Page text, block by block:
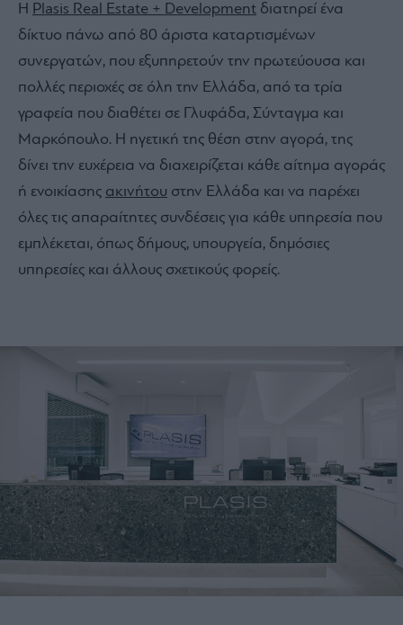
Η Plasis Real Estate + Development διατηρεί ένα
δίκτυο πάνω από 80 άριστα καταρτισμένων
συνεργατών, που εξυπηρετούν την πρωτεύουσα και
πολλές περιοχές σε όλη την Ελλάδα, από τα τρία
γραφεία που διαθέτει σε Γλυφάδα, Σύνταγμα και
Μαρκόπουλο. Η ηγετική της θέση στην αγορά, της
δίνει την ευχέρεια να διαχειρίζεται κάθε αίτημα αγοράς
ή ενοικίασης ακινήτου στην Ελλάδα και να παρέχει
όλες τις απαραίτητες συνδέσεις για κάθε υπηρεσία που
εμπλέκεται, όπως δήμους, υπουργεία, δημόσιες
υπηρεσίες και άλλους σχετικούς φορείς.